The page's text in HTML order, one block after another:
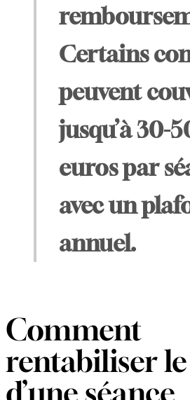
Certains
peuvent
jusqu’à 30-
euros par
avec un
annuel.
Comment
rentabiliser
d’une séance